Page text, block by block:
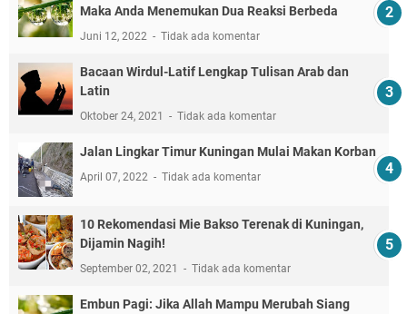
Maka Anda Menemukan Dua Reaksi Berbeda
Juni 12, 2022 Tidak ada komentar
Bacaan Wirdul-Latif Lengkap Tulisan Arab dan
Latin
Oktober 24, 2021 Tidak ada komentar
Jalan Lingkar Timur Kuningan Mulai Makan Korban
April 07, 2022 Tidak ada komentar
10 Rekomendasi Mie Bakso Terenak di Kuningan,
Dijamin Nagih!
September 02, 2021 Tidak ada komentar
Embun Pagi: Jika Allah Mampu Merubah Siang